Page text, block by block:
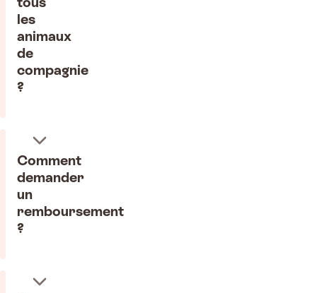
les
animaux
de
compagnie
?
Comment
demander
un
remboursement
?